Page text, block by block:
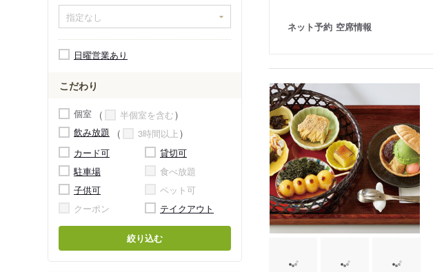
日曜営業あり
こだわり
個室
半個室を含む
飲み放題
3時間以上
カード可
貸切可
駐車場
食べ放題
子供可
ペット可
クーポン
テイクアウト
絞り込む
ネット予約 空席情報